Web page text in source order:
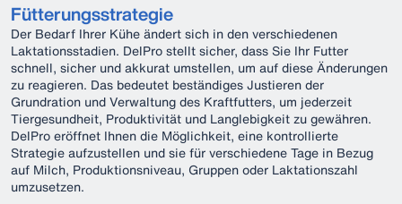
Fütterungsstrategie
Der Bedarf Ihrer Kühe ändert sich in den verschiedenen
Laktationsstadien. DelPro stellt sicher, dass Sie Ihr Futter
schnell, sicher und akkurat umstellen, um auf diese Änderungen
zu reagieren. Das bedeutet beständiges Justieren der
Grundration und Verwaltung des Kraftfutters, um jederzeit
Tiergesundheit, Produktivität und Langlebigkeit zu gewähren.
DelPro eröffnet Ihnen die Möglichkeit, eine kontrollierte
Strategie aufzustellen und sie für verschiedene Tage in Bezug
auf Milch, Produktionsniveau, Gruppen oder Laktationszahl
umzusetzen.